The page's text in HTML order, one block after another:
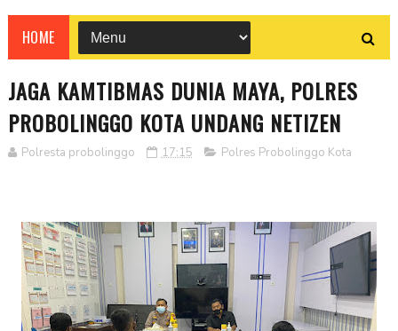
HOME
JAGA KAMTIBMAS DUNIA MAYA, POLRES
PROBOLINGGO KOTA UNDANG NETIZEN
Polresta probolinggo 17:15 Polres Probolinggo Kota